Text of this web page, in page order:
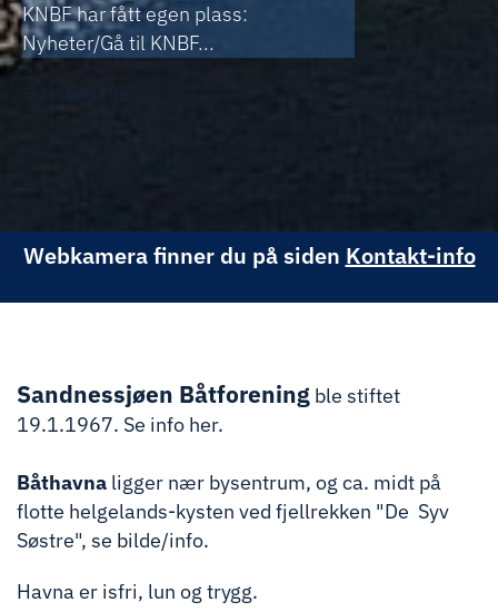
KNBF har fått egen plass:
Nyheter/Gå til KNBF...
Skriv tekst her
Webkamera finner du på siden Kontakt-info
Sandnessjøen Båtforening ble stiftet
19.1.1967. Se info her.
Båthavna ligger nær bysentrum, og ca. midt på
flotte helgelands-kysten ved fjellrekken "De Syv
Søstre", se bilde/info.
Havna er isfri, lun og trygg.